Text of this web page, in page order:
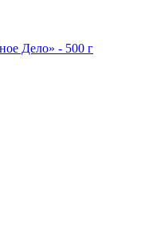
Дело» - 500 г